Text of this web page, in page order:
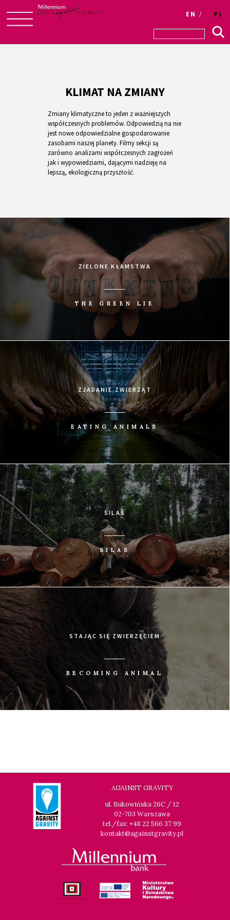
to
EN PL
KLIMAT NA ZMIANY
Zmiany klimatyczne to jeden z ważniejszych
współczesnych problemów. Odpowiedzią na nie
jest nowe odpowiedzialne gospodarowanie
zasobami naszej planety. Filmy sekcji są
zarówno analizami współczesnych zagrożeń
jak i wypowiedziami, dającymi nadzieję na
lepszą, ekologiczną przyszłość.
ZIELONE KŁAMSTWA
THE GREEN LIE
ZJADANIE ZWIERZĄT
EATING ANIMALS
SILAS
SILAS
STAJĄC SIĘ ZWIERZĘCIEM
BECOMING ANIMAL
AGAINST GRAVITY
ul. Bukowińska 26C / 12
02-703 Warszawa
tel./fax: +48 22 566 37 99
kontakt@againstgravity.pl